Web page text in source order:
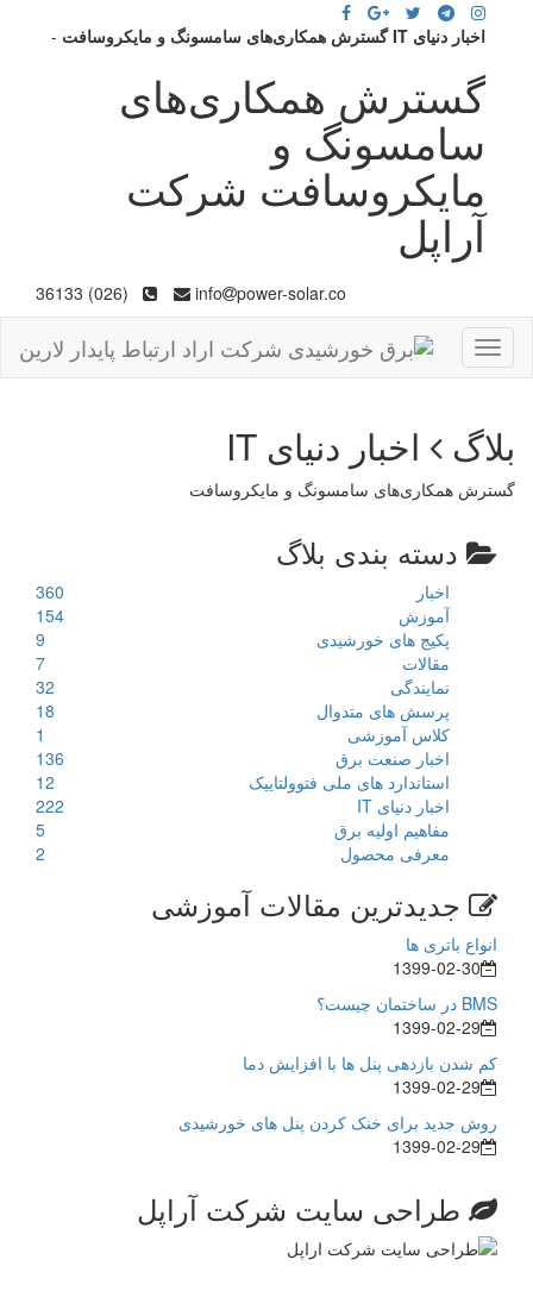
اخبار دنیای IT گسترش همکاری‌های سامسونگ و مایکروسافت -
گسترش همکاری‌های
سامسونگ و
مایکروسافت شرکت
آراپل
info power-solar.co
(026) 36133
Toggle
navigation
بلاگ اخبار دنیای IT
گسترش همکاری‌های سامسونگ و مایکروسافت
دسته بندی بلاگ
اخبار
360
آموزش
154
پکیج های خورشیدی
9
مقالات
7
نمایندگی
32
پرسش های متدوال
18
کلاس آموزشی
1
اخبار صنعت برق
136
استاندارد های ملی فتوولتاییک
12
اخبار دنیای IT
222
مفاهیم اولیه برق
5
معرفی محصول
2
جدیدترین مقالات آموزشی
انواع باتری ها
1399-02-30
BMS در ساختمان چیست؟
1399-02-29
کم شدن بازدهی پنل ها با افزایش دما
1399-02-29
روش جدید برای خنک کردن پنل های خورشیدی
1399-02-29
طراحی سایت شرکت آراپل